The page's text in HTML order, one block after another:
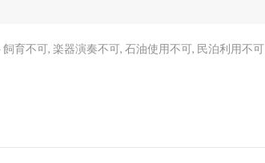
育不可, 楽器演奏不可, 石油使用不可, 民泊利用不可